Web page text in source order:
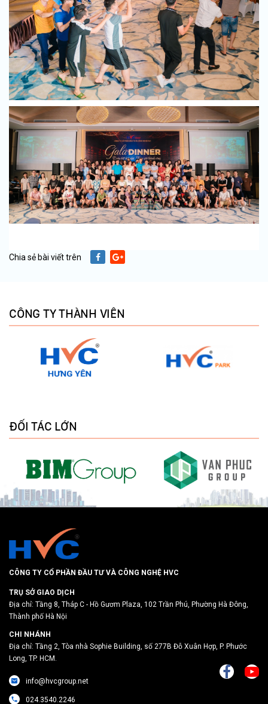
Chia sẻ bài viết trên
CÔNG TY THÀNH VIÊN
ĐỐI TÁC LỚN
CÔNG TY CỔ PHẦN ĐẦU TƯ VÀ CÔNG NGHỆ HVC
TRỤ SỞ GIAO DỊCH
Địa chỉ: Tầng 8, Tháp C - Hồ Gươm Plaza, 102 Trần Phú, Phường Hà Đông,
Thành phố Hà Nội
CHI NHÁNH
Địa chỉ: Tầng 2, Tòa nhà Sophie Building, số 277B Đỗ Xuân Hợp, P. Phước
Long, TP. HCM.
info@hvcgroup.net
024.3540.2246